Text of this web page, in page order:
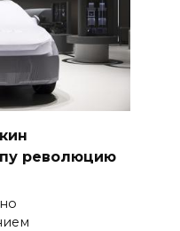
революцию